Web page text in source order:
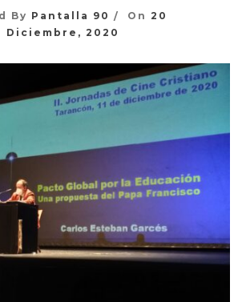
By Pantalla 90 On 20
Diciembre, 2020